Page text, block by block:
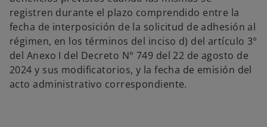
registren durante el plazo comprendido entre la
fecha de interposición de la solicitud de adhesión al
régimen, en los términos del inciso d) del artículo 3°
del Anexo I del Decreto N° 749 del 22 de agosto de
2024 y sus modificatorios, y la fecha de emisión del
acto administrativo correspondiente.